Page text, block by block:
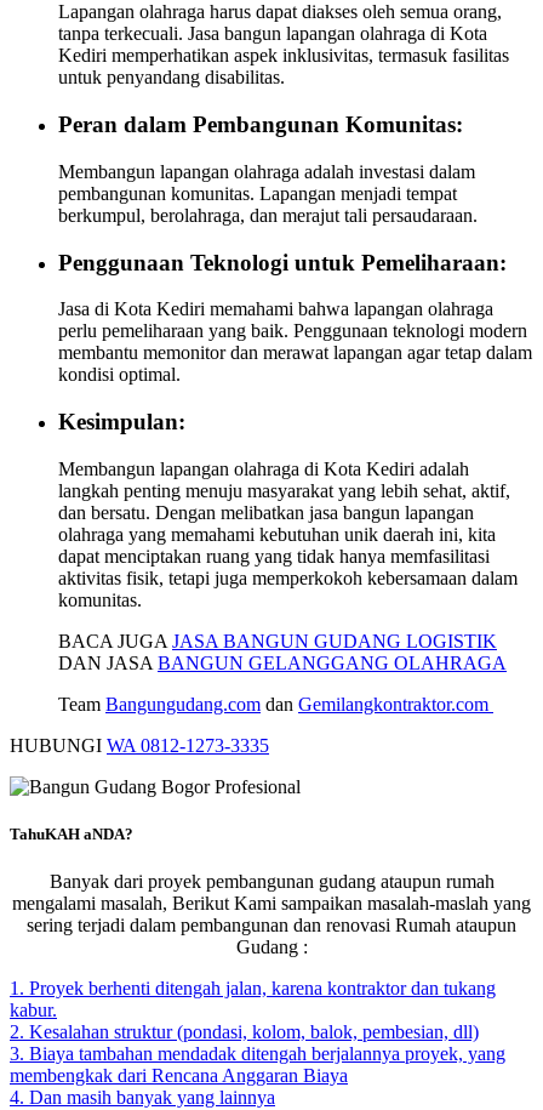
Lapangan olahraga harus dapat diakses oleh semua orang,
tanpa terkecuali. Jasa bangun lapangan olahraga di Kota
Kediri memperhatikan aspek inklusivitas, termasuk fasilitas
untuk penyandang disabilitas.
Peran dalam Pembangunan Komunitas:
Membangun lapangan olahraga adalah investasi dalam
pembangunan komunitas. Lapangan menjadi tempat
berkumpul, berolahraga, dan merajut tali persaudaraan.
Penggunaan Teknologi untuk Pemeliharaan:
Jasa di Kota Kediri memahami bahwa lapangan olahraga
perlu pemeliharaan yang baik. Penggunaan teknologi modern
membantu memonitor dan merawat lapangan agar tetap dalam
kondisi optimal.
Kesimpulan:
Membangun lapangan olahraga di Kota Kediri adalah
langkah penting menuju masyarakat yang lebih sehat, aktif,
dan bersatu. Dengan melibatkan jasa bangun lapangan
olahraga yang memahami kebutuhan unik daerah ini, kita
dapat menciptakan ruang yang tidak hanya memfasilitasi
aktivitas fisik, tetapi juga memperkokoh kebersamaan dalam
komunitas.
BACA JUGA JASA BANGUN GUDANG LOGISTIK
DAN JASA BANGUN GELANGGANG OLAHRAGA
Team Bangungudang.com dan Gemilangkontraktor.com
HUBUNGI WA 0812-1273-3335
TahuKAH aNDA?
Banyak dari proyek pembangunan gudang ataupun rumah
mengalami masalah, Berikut Kami sampaikan masalah-maslah yang
sering terjadi dalam pembangunan dan renovasi Rumah ataupun
Gudang :
1. Proyek berhenti ditengah jalan, karena kontraktor dan tukang
kabur.
2. Kesalahan struktur (pondasi, kolom, balok, pembesian, dll)
3. Biaya tambahan mendadak ditengah berjalannya proyek, yang
membengkak dari Rencana Anggaran Biaya
4. Dan masih banyak yang lainnya